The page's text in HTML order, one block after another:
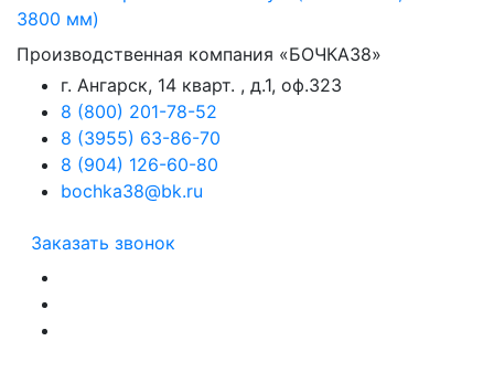
Производственная компания «БОЧКА38»
г. Ангарск, 14 кварт. , д.1, оф.323
8 (800) 201-78-52
8 (3955) 63-86-70
8 (904) 126-60-80
bochka38@bk.ru
Заказать звонок